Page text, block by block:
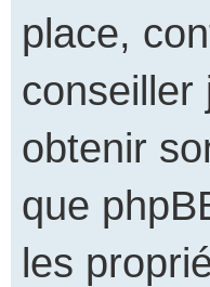
place,
conseiller
obtenir
que
les